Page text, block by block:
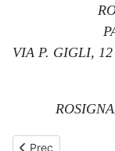
VIA P. GIGLI,
Articolo
Prec